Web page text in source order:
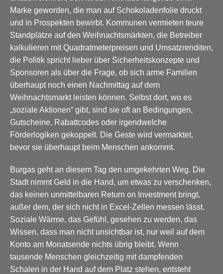
Marke geworden, die man auf Schokoladenfolie druckt
und in Prospekten bewirbt. Kommunen vermieten teure
Standplätze auf den Weihnachtsmärkten, die Betreiber
kalkulieren mit Quadratmeterpreisen und Umsatzrenditen,
die Politik spricht lieber über Sicherheitskonzepte und
Sponsoren als über die Frage, ob sich arme Familien
überhaupt noch einen Nachmittag auf dem
Weihnachtsmarkt leisten können. Selbst dort, wo es
„soziale Aktionen“ gibt, sind sie oft an Bedingungen,
Gutscheine, Rabattcodes oder irgendwelche
Förderlogiken gekoppelt. Die Geste wird vermarktet,
bevor sie überhaupt beim Menschen ankommt.
Burgas geht an diesem Tag den umgekehrten Weg. Die
Stadt nimmt Geld in die Hand, um etwas zu verschenken,
das keinen unmittelbaren Return on Investment bringt,
außer dem, der sich nicht in Excel-Zellen messen lässt.
Soziale Wärme, das Gefühl, gesehen zu werden, das
Wissen, dass man nicht unsichtbar ist, nur weil auf dem
Konto am Monatsende nichts übrig bleibt. Wenn
tausende Menschen gleichzeitig mit dampfenden
Schalen in der Hand auf dem Platz stehen, entsteht